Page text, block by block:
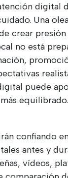
digital
Una
crear presión
no está
puede
equilibrado.
confiando
antes y
vídeos,